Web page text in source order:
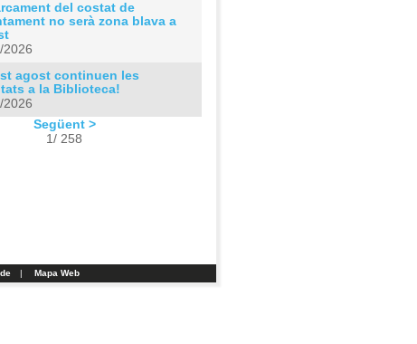
del costat de
no serà zona blava a
2026
agost continuen les
a la Biblioteca!
2026
Següent >
1/ 258
| Mapa Web